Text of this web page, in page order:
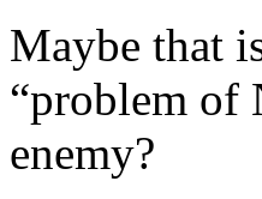
Maybe that
“problem of
enemy?